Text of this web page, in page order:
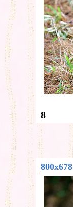
8
800x678